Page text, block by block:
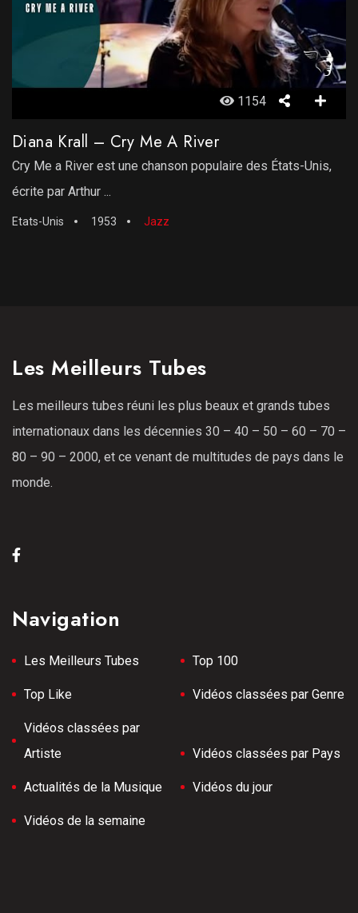
1154
Diana Krall – Cry Me A River
Cry Me a River est une chanson populaire des États-Unis,
écrite par Arthur ...
Etats-Unis 1953 Jazz
Les Meilleurs Tubes
Les meilleurs tubes réuni les plus beaux et grands tubes
internationaux dans les décennies 30 – 40 – 50 – 60 – 70 –
80 – 90 – 2000, et ce venant de multitudes de pays dans le
monde.
Navigation
Les Meilleurs Tubes Top 100
Top Like Vidéos classées par Genre
Vidéos classées par
Artiste
Vidéos classées par Pays
Actualités de la Musique Vidéos du jour
Vidéos de la semaine